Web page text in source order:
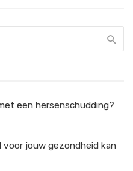
een hersenschudding?
voor jouw gezondheid kan